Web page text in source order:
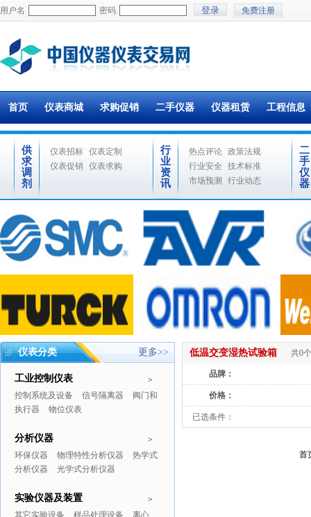
用户名 密码 免费注册
首页 仪表商城 求购促销 二手仪器 仪器租赁 工程信息
供
求
调
剂
仪表招标 仪表定制
仪表促销
仪表求购
行
业
资
讯
热点评论 政策法规
行业安全
技术标准
市场预测
行业动态
二
手
仪
器
仪表分类 更多>>
>
工业控制仪表
控制系统及设备 信号隔离器
阀门和
执行器
物位仪表
>
分析仪器
环保仪器 物理特性分析仪器
热学式
分析仪器
光学式分析仪器
>
实验仪器及装置
其它实验设备 样品处理设备
离心
低温交变湿热试验箱 共0
品牌：
价格：
已选条件：
首